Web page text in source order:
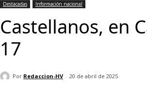
Destacadas Información nacional
Castellanos, en
17
Por Redaccion-HV 20 de abril de 2025